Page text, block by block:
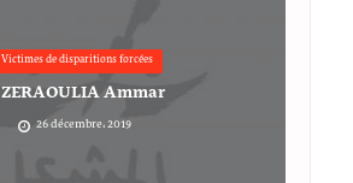
Victimes de disparitions forcées
ZERAOULIA Ammar
26 décembre، 2019